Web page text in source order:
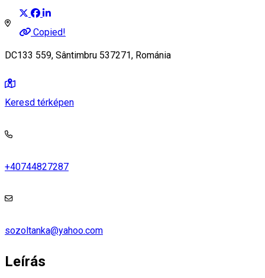
Copied!
DC133 559, Sântimbru 537271, Románia
Keresd térképen
+40744827287
sozoltanka@yahoo.com
Leírás